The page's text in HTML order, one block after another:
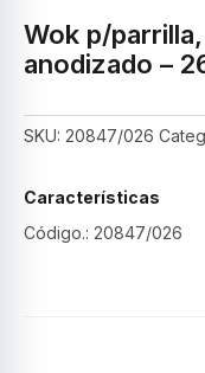
Wok p/
anodizado –
SKU: 20847/026
Características
Código.: 20847/026